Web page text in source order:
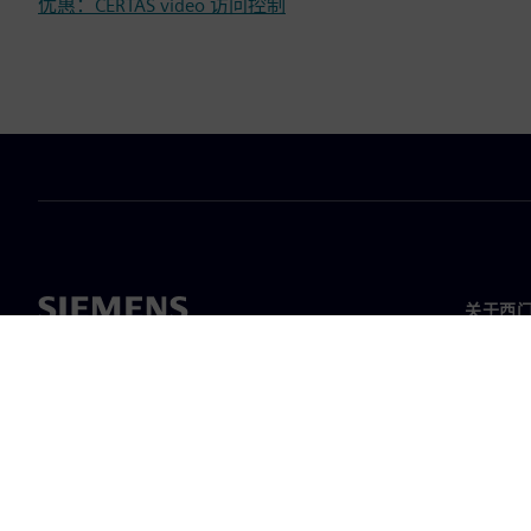
优惠：CERTAS video 访问控制
关于西